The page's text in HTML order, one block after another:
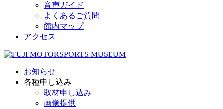
音声ガイド
よくあるご質問
館内マップ
アクセス
お知らせ
各種申し込み
取材申し込み
画像提供